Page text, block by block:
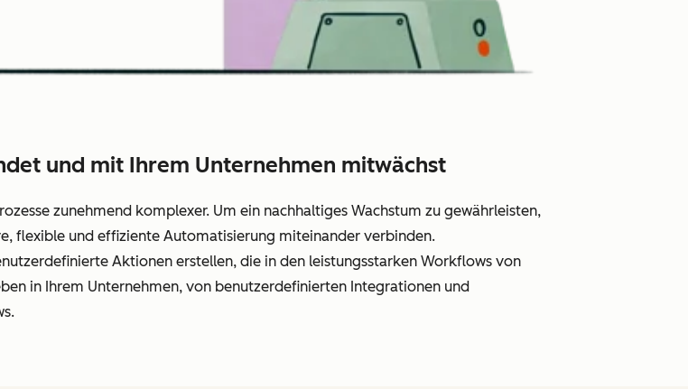
und mit Ihrem Unternehmen mitwächst
zunehmend komplexer. Um ein nachhaltiges Wachstum zu gewährleisten,
flexible und effiziente Automatisierung miteinander verbinden.
Aktionen erstellen, die in den leistungsstarken Workflows von
in Ihrem Unternehmen, von benutzerdefinierten Integrationen und